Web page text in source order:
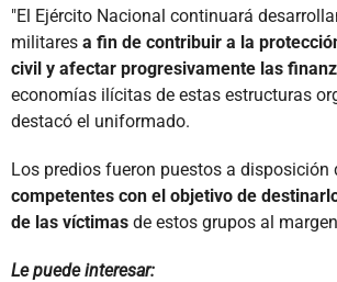
"El Ejército Nacional continuará
militares a fin de contribuir a la
civil y afectar progresivamente las
economías ilícitas de estas estructuras
destacó el uniformado.
Los predios fueron puestos a disposición
competentes con el objetivo de
de las víctimas de estos grupos al
Le puede interesar: